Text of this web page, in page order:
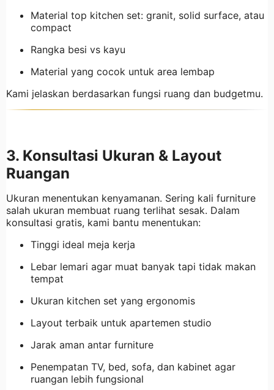
Material top kitchen set: granit, solid surface, atau
compact
Rangka besi vs kayu
Material yang cocok untuk area lembap
Kami jelaskan berdasarkan fungsi ruang dan budgetmu.
3. Konsultasi Ukuran & Layout
Ruangan
Ukuran menentukan kenyamanan. Sering kali furniture
salah ukuran membuat ruang terlihat sesak. Dalam
konsultasi gratis, kami bantu menentukan:
Tinggi ideal meja kerja
Lebar lemari agar muat banyak tapi tidak makan
tempat
Ukuran kitchen set yang ergonomis
Layout terbaik untuk apartemen studio
Jarak aman antar furniture
Penempatan TV, bed, sofa, dan kabinet agar
ruangan lebih fungsional